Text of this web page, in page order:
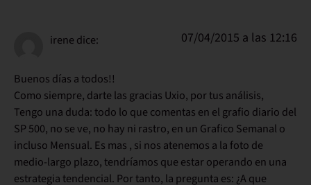
irene dice: 07/04/2015 a las 12:16
Buenos días a todos!!
Como siempre, darte las gracias Uxio, por tus análisis,
Tengo una duda: todo lo que comentas en el grafio diario del
SP 500, no se ve, no hay ni rastro, en un Grafico Semanal o
incluso Mensual. Es mas , si nos atenemos a la foto de
medio-largo plazo, tendríamos que estar operando en una
estrategia tendencial. Por tanto, la pregunta es: ¿A que